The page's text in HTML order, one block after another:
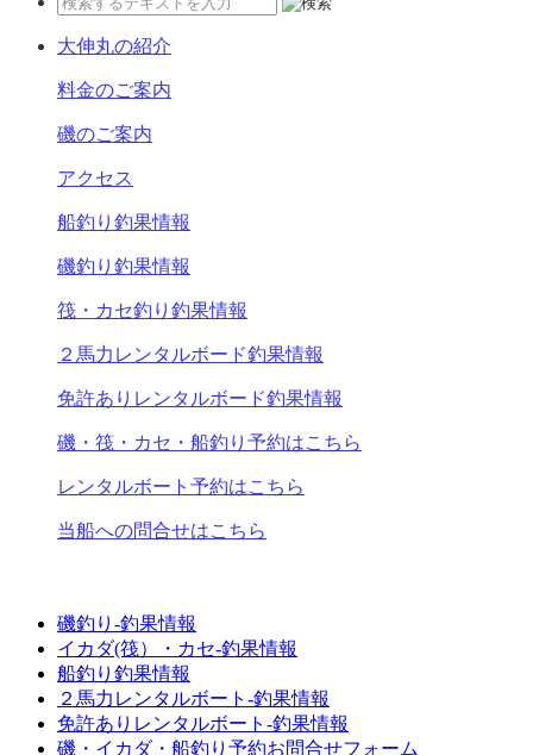
大伸丸の紹介
料金のご案内
磯のご案内
アクセス
船釣り釣果情報
磯釣り釣果情報
筏・カセ釣り釣果情報
２馬力レンタルボード釣果情報
免許ありレンタルボード釣果情報
磯・筏・カセ・船釣り予約はこちら
レンタルボート予約はこちら
当船への問合せはこちら
磯釣り-釣果情報
イカダ(筏）・カセ-釣果情報
船釣り釣果情報
２馬力レンタルボート-釣果情報
免許ありレンタルボート-釣果情報
磯・イカダ・船釣り予約お問合せフォーム